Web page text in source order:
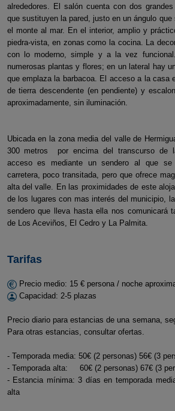
alrededores. El salón cuenta con dos
que sustituyen la pared, justo en un ángulo
el monte al mar. En el interior, amplio y
piedra-vista, en zonas como la cocina. La
con lo moderno, simple y a la vez
numerosas plantas y flores; en un lateral hay
que emplaza la barbacoa. El acceso a la casa
de tierra descendente (en pendiente) y
aproximadamente, sin iluminación.
Ubicada en la zona media del valle de
300 metros por encima del transcurso de
acceso es mediante un sendero al que se
carretera, poco transitada, pero que ofrece
alta del valle. En las proximidades de este
de los lugares con mas interés del municipio,
sendero que lleva hasta ella nos comunicará
de Los Aceviños, El Cedro y La Palmita.
Tarifas
Precio medio: 15 € persona / noche
Capacidad: 2-5 plazas
Precio diario para estancias de una semana,
Para otras estancias, consultar ofertas.
- Temporada media: 50€ (2 personas) 56€ (3
- Temporada alta: 60€ (2 personas) 67€ (3
- Estancia mínima: 3 días en temporada
alta